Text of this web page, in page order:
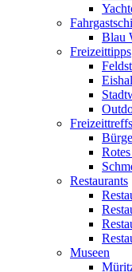
Blau
Freizeittipps
Freizeittreffs
Restaurants
Museen